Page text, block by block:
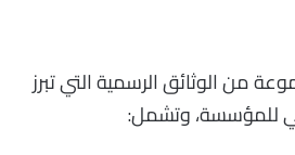
من الوثائق الرسمية التي تبرز
للمؤسسة، وتشمل: